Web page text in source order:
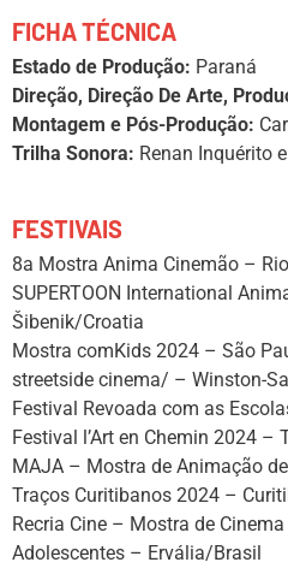
FICHA TÉCNICA
Estado de Produção: Paraná
Direção, Direção De Arte,
Montagem e Pós-Produção:
Trilha Sonora: Renan Inquérito
FESTIVAIS
8a Mostra Anima Cinemão –
SUPERTOON International
Šibenik/Croatia
Mostra comKids 2024 – São
streetside cinema/ – Winston-
Festival Revoada com as
Festival l’Art en Chemin 2024 –
MAJA – Mostra de Animação
Traços Curitibanos 2024 –
Recria Cine – Mostra de
Adolescentes – Ervália/Brasil